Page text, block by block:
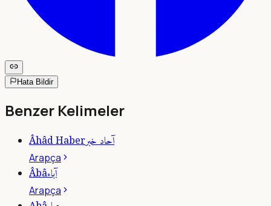
Hata Bildir
Benzer Kelimeler
Âhâd Haberآحاد خبر
Arapça
Âbâآباء
Arapça